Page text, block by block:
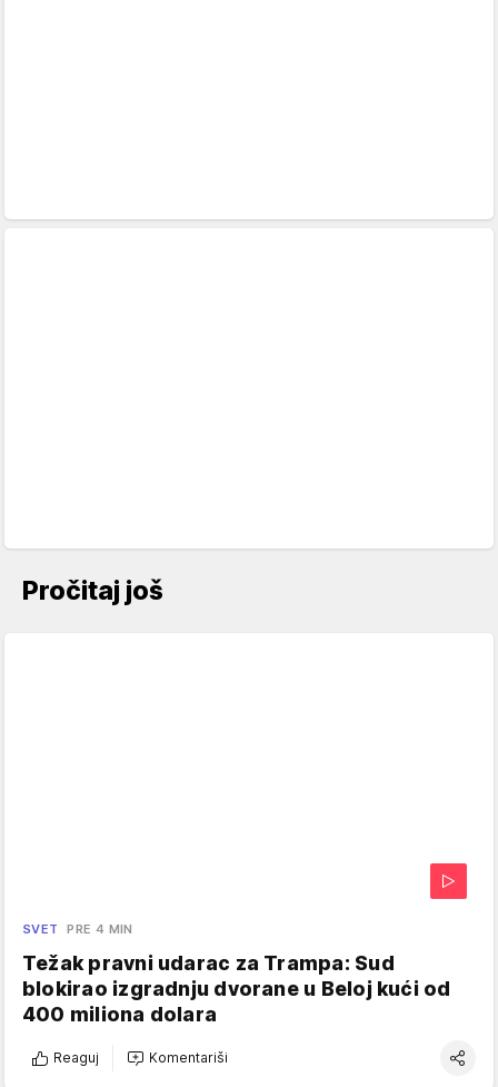
Pročitaj još
SVET PRE 4 MIN
Težak pravni udarac za Trampa: Sud
blokirao izgradnju dvorane u Beloj kući od
400 miliona dolara
Reaguj Komentariši